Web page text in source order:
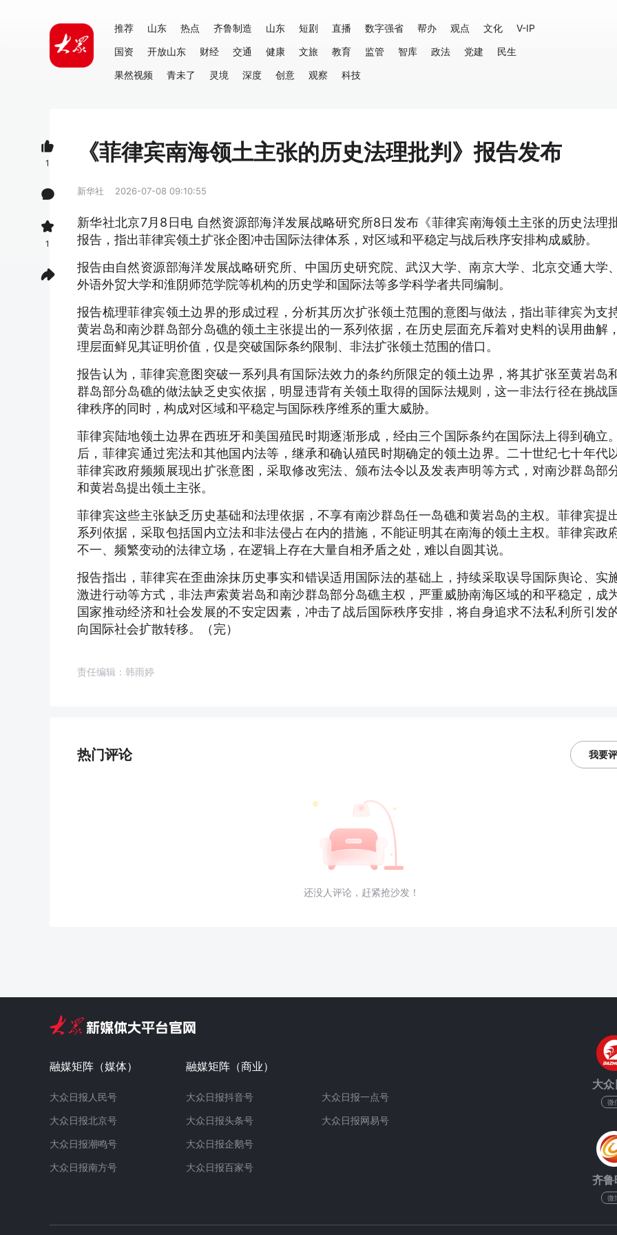
推荐 山东 热点 齐鲁制造 山东 短剧 直播 数字强省 帮办 观点 文化
V-IP
国资
开放山东 财经 交通 健康 文旅 教育 监管 智库 政法 党建
民生
果然视频
青未了 灵境 深度 创意 观察 科技
《菲律宾南海领土主张的历史法理批判》报告发布
新华社 2026-07-08 09:10:55
新华社北京7月8日电 自然资源部海洋发展战略研究所8日发布《菲律宾南海领土主张的历史法理
报告，指出菲律宾领土扩张企图冲击国际法律体系，对区域和平稳定与战后秩序安排构成威胁。
报告由自然资源部海洋发展战略研究所、中国历史研究院、武汉大学、南京大学、北京交通大学
外语外贸大学和淮阴师范学院等机构的历史学和国际法等多学科学者共同编制。
报告梳理菲律宾领土边界的形成过程，分析其历次扩张领土范围的意图与做法，指出菲律宾为支
黄岩岛和南沙群岛部分岛礁的领土主张提出的一系列依据，在历史层面充斥着对史料的误用曲解
理层面鲜见其证明价值，仅是突破国际条约限制、非法扩张领土范围的借口。
报告认为，菲律宾意图突破一系列具有国际法效力的条约所限定的领土边界，将其扩张至黄岩岛
群岛部分岛礁的做法缺乏史实依据，明显违背有关领土取得的国际法规则，这一非法行径在挑战
律秩序的同时，构成对区域和平稳定与国际秩序维系的重大威胁。
菲律宾陆地领土边界在西班牙和美国殖民时期逐渐形成，经由三个国际条约在国际法上得到确立
后，菲律宾通过宪法和其他国内法等，继承和确认殖民时期确定的领土边界。二十世纪七十年代
菲律宾政府频频展现出扩张意图，采取修改宪法、颁布法令以及发表声明等方式，对南沙群岛部
和黄岩岛提出领土主张。
菲律宾这些主张缺乏历史基础和法理依据，不享有南沙群岛任一岛礁和黄岩岛的主权。菲律宾提
系列依据，采取包括国内立法和非法侵占在内的措施，不能证明其在南海的领土主权。菲律宾政
不一、频繁变动的法律立场，在逻辑上存在大量自相矛盾之处，难以自圆其说。
报告指出，菲律宾在歪曲涂抹历史事实和错误适用国际法的基础上，持续采取误导国际舆论、实
激进行动等方式，非法声索黄岩岛和南沙群岛部分岛礁主权，严重威胁南海区域的和平稳定，成
国家推动经济和社会发展的不安定因素，冲击了战后国际秩序安排，将自身追求不法私利所引发
向国际社会扩散转移。（完）
责任编辑：韩雨婷
热门评论 我要
还没人评论，赶紧抢沙发！
1
1
融媒矩阵（媒体）
大众日报人民号
大众日报北京号
大众日报潮鸣号
大众日报南方号
融媒矩阵（商业）
大众日报抖音号
大众日报头条号
大众日报企鹅号
大众日报百家号
大众日报一点号
大众日报网易号
大
微
齐鲁
微